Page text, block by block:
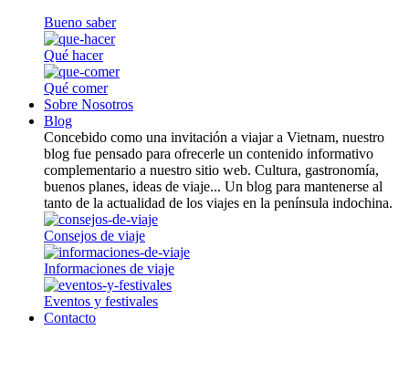
Bueno saber
Qué hacer
Qué comer
Sobre Nosotros
Blog
Concebido como una invitación a viajar a Vietnam, nuestro
blog fue pensado para ofrecerle un contenido informativo
complementario a nuestro sitio web. Cultura, gastronomía,
buenos planes, ideas de viaje... Un blog para mantenerse al
tanto de la actualidad de los viajes en la península indochina.
Consejos de viaje
Informaciones de viaje
Eventos y festivales
Contacto